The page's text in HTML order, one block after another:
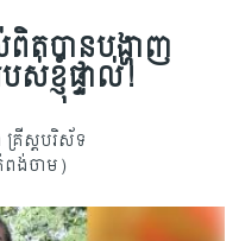
ពិតបានបង្ហាញ
ស់ខ្ញុំផ្ទាល់!
រីស្តបរិស័ទ
ង់ចាម)